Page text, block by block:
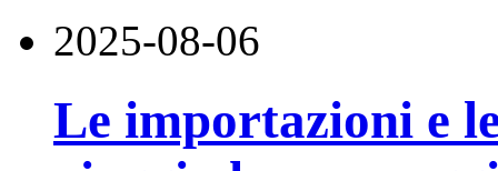
2025-08-06
Le importazioni e